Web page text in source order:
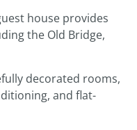
house provides
the Old Bridge,
decorated rooms,
and flat-